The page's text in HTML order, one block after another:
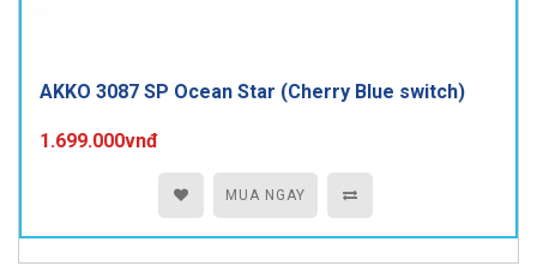
AKKO 3087 SP Ocean Star (Cherry Blue switch)
1.699.000vnđ
MUA NGAY